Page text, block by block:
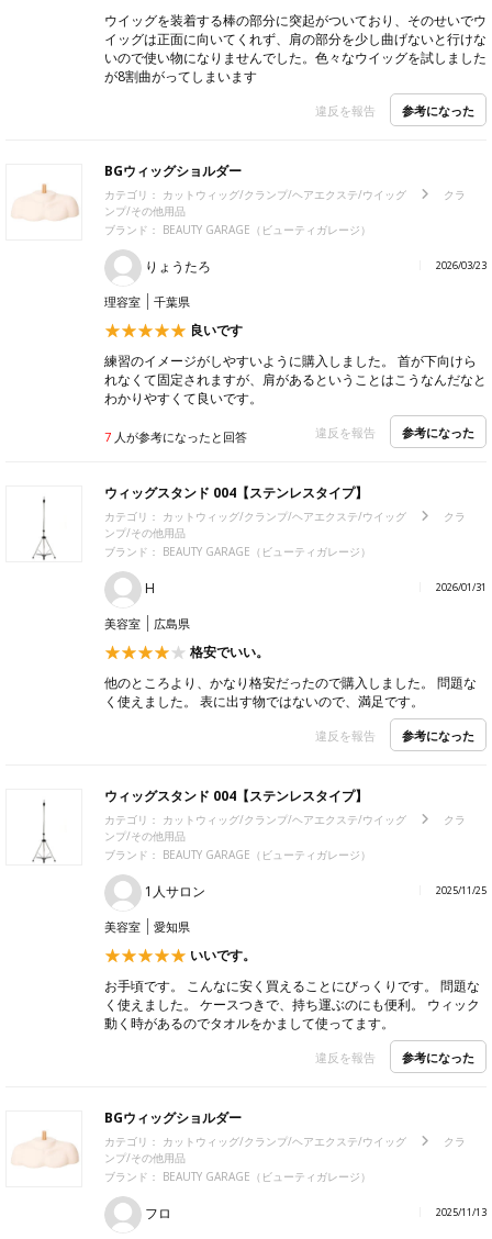
ウイッグを装着する棒の部分に突起がついており、そのせいでウ
イッグは正面に向いてくれず、肩の部分を少し曲げないと行けな
いので使い物になりませんでした。色々なウイッグを試しました
が8割曲がってしまいます
違反を報告 参考になった
BGウィッグショルダー
カテゴリ： カットウィッグ/クランプ/ヘアエクステ/ウイッグ
クラ
ンプ/その他用品
ブランド： BEAUTY GARAGE（ビューティガレージ）
りょうたろ 2026/03/23
理容室 千葉県
良いです
練習のイメージがしやすいように購入しました。 首が下向けら
れなくて固定されますが、肩があるということはこうなんだなと
わかりやすくて良いです。
7 人が参考になったと回答 違反を報告 参考になった
ウィッグスタンド 004【ステンレスタイプ】
カテゴリ： カットウィッグ/クランプ/ヘアエクステ/ウイッグ
クラ
ンプ/その他用品
ブランド： BEAUTY GARAGE（ビューティガレージ）
H 2026/01/31
美容室 広島県
格安でいい。
他のところより、かなり格安だったので購入しました。 問題な
く使えました。 表に出す物ではないので、満足です。
違反を報告 参考になった
ウィッグスタンド 004【ステンレスタイプ】
カテゴリ： カットウィッグ/クランプ/ヘアエクステ/ウイッグ
クラ
ンプ/その他用品
ブランド： BEAUTY GARAGE（ビューティガレージ）
1人サロン 2025/11/25
美容室 愛知県
いいです。
お手頃です。 こんなに安く買えることにびっくりです。 問題な
く使えました。 ケースつきで、持ち運ぶのにも便利。 ウィック
動く時があるのでタオルをかまして使ってます。
違反を報告 参考になった
BGウィッグショルダー
カテゴリ： カットウィッグ/クランプ/ヘアエクステ/ウイッグ
クラ
ンプ/その他用品
ブランド： BEAUTY GARAGE（ビューティガレージ）
フロ 2025/11/13